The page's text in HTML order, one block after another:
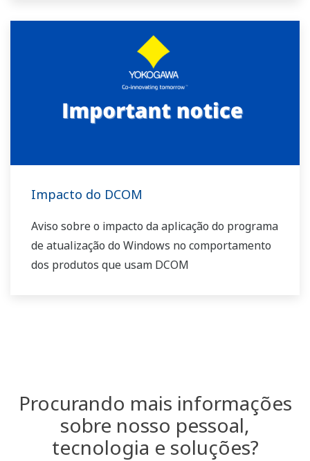
Impacto do DCOM
Aviso sobre o impacto da aplicação do programa
de atualização do Windows no comportamento
dos produtos que usam DCOM
Procurando mais informações
sobre nosso pessoal,
tecnologia e soluções?